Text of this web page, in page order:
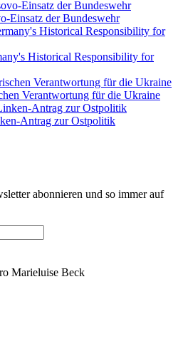
Einsatz der Bundeswehr
Historical Responsibility for
Verantwortung für die Ukraine
Antrag zur Ostpolitik
abonnieren und so immer auf
Marieluise Beck